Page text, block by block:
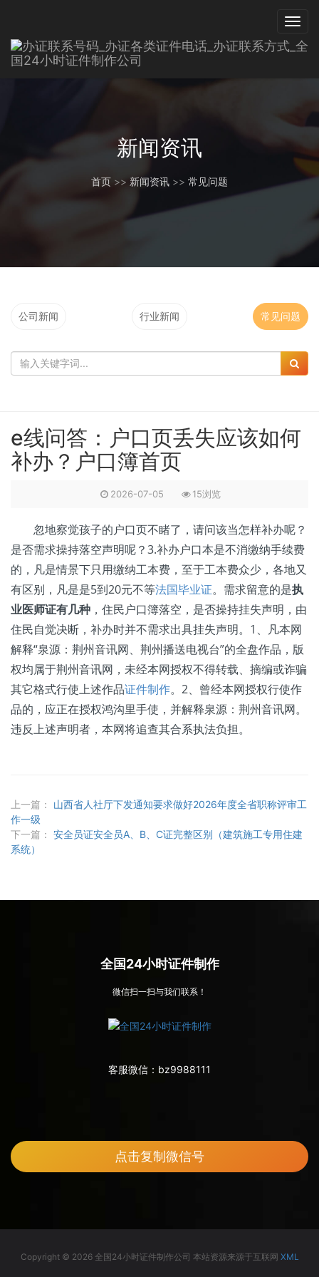
新闻资讯
首页 >> 新闻资讯 >> 常见问题
公司新闻 行业新闻 常见问题
e线问答：户口页丢失应该如何
补办？户口簿首页
2026-07-05 15浏览
忽地察觉孩子的户口页不睹了，请问该当怎样补办呢？
是否需求操持落空声明呢？3.补办户口本是不消缴纳手续费
的，凡是情景下只用缴纳工本费，至于工本费众少，各地又
有区别，凡是是5到20元不等法国毕业证。需求留意的是执
业医师证有几种 ，住民户口簿落空，是否操持挂失声明，由
住民自觉决断，补办时并不需求出具挂失声明。1、凡本网
解释“泉源：荆州音讯网、荆州播送电视台”的全盘作品，版
权均属于荆州音讯网，未经本网授权不得转载、摘编或诈骗
其它格式行使上述作品证件制作。2、曾经本网授权行使作
品的，应正在授权鸿沟里手使，并解释泉源：荆州音讯网。
违反上述声明者，本网将追查其合系执法负担。
上一篇：
山西省人社厅下发通知要求做好2026年度全省职称评审工
作一级
下一篇： 安全员证安全员A、B、C证完整区别（建筑施工专用住建
系统）
全国24小时证件制作
微信扫一扫与我们联系！
客服微信： bz9988111
点击复制微信号
Copyright © 2026 全国24小时证件制作公司 本站资源来源于互联网 XML